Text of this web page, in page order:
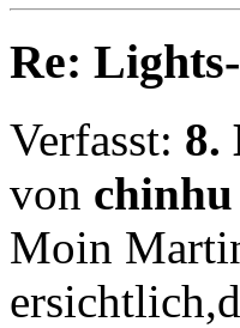
Re:
Verfasst: 8.
von chinhu
Moin